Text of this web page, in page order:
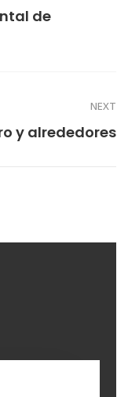
de
NEXT
y alrededores